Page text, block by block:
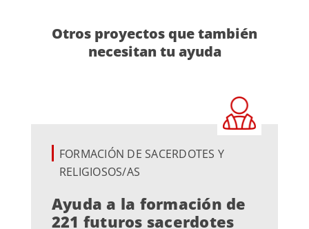
Otros proyectos que también
necesitan tu ayuda
FORMACIÓN DE SACERDOTES Y
RELIGIOSOS/AS
Ayuda a la formación de
221 futuros sacerdotes